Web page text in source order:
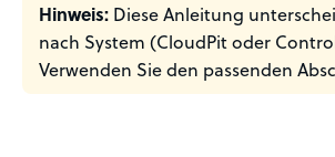
Hinweis: Diese Anleitung
nach System (CloudPit oder
Verwenden Sie den passenden